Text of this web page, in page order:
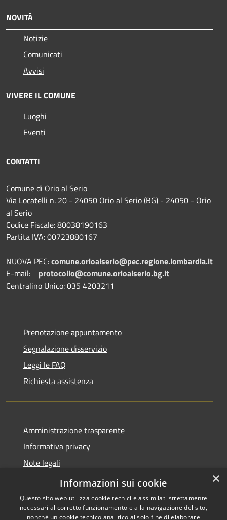
NOVITÀ
Notizie
Comunicati
Avvisi
VIVERE IL COMUNE
Luoghi
Eventi
CONTATTI
Comune di Orio al Serio
Via Locatelli n. 20 - 24050 Orio al Serio (BG) - 24050 - Orio
al Serio
Codice Fiscale: 80038190163
Partita IVA: 00723880167
NUOVA PEC:comune.orioalserio@pec.regione.lombardia.it
E-mail: protocollo@comune.orioalserio.bg.it
Centralino Unico: 035 4203211
Prenotazione appuntamento
Segnalazione disservizio
Leggi le FAQ
Richiesta assistenza
Amministrazione trasparente
Informativa privacy
Note legali
Dichiarazione di accessibilità
×
Informazioni sui cookie
Questo sito web utilizza cookie tecnici e assimilati strettamente
necessari al corretto funzionamento e alla navigazione del sito,
nonché un cookie tecnico analitico al solo fine di elaborare